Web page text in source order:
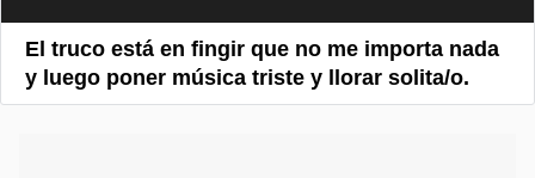
El truco está en fingir que no me importa nada
y luego poner música triste y llorar solita/o.